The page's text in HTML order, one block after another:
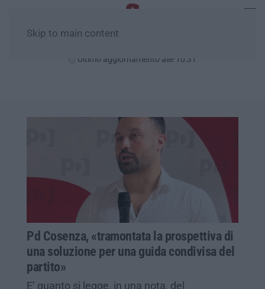
Skip to main content
Ultimo aggiornamento alle 10:31
Pd Cosenza, «tramontata la prospettiva di
una soluzione per una guida condivisa del
partito»
E’ quanto si legge, in una nota, del